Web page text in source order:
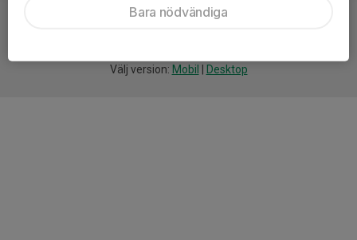
Välj version: Mobil Desktop
Bara nödvändiga